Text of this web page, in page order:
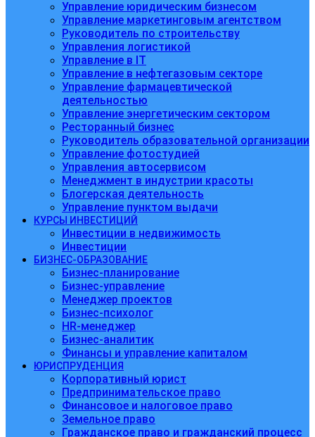
Управление юридическим бизнесом
Управление маркетинговым агентством
Руководитель по строительству
Управления логистикой
Управление в IT
Управление в нефтегазовым секторе
Управление фармацевтической
деятельностью
Управление энергетическим сектором
Ресторанный бизнес
Руководитель образовательной организации
Управление фотостудией
Управления автосервисом
Менеджмент в индустрии красоты
Блогерская деятельность
Управление пунктом выдачи
КУРСЫ ИНВЕСТИЦИЙ
Инвестиции в недвижимость
Инвестиции
БИЗНЕС-ОБРАЗОВАНИЕ
Бизнес-планирование
Бизнес-управление
Менеджер проектов
Бизнес-психолог
HR-менеджер
Бизнес-аналитик
Финансы и управление капиталом
ЮРИСПРУДЕНЦИЯ
Корпоративный юрист
Предпринимательское право
Финансовое и налоговое право
Земельное право
Гражданское право и гражданский процесс